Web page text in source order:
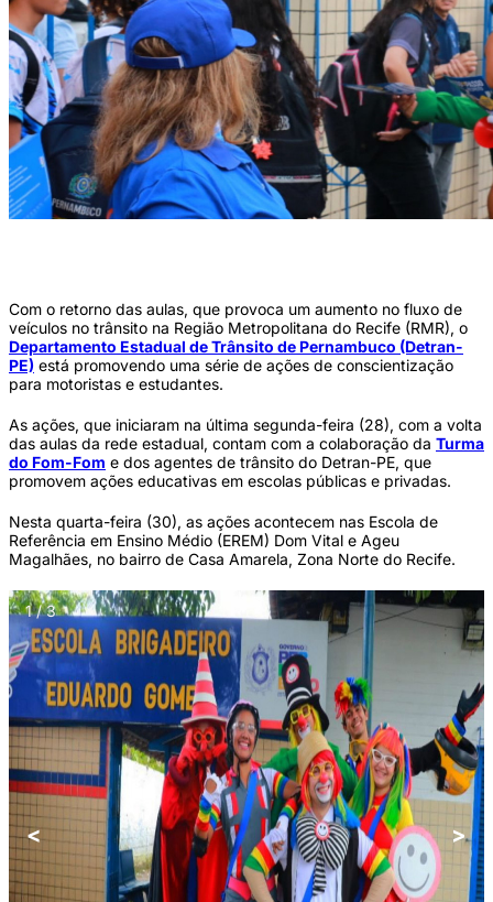
Com o retorno das aulas, que provoca um aumento no fluxo de
veículos no trânsito na Região Metropolitana do Recife (RMR), o
Departamento Estadual de Trânsito de Pernambuco (Detran-
PE) está promovendo uma série de ações de conscientização
para motoristas e estudantes.
As ações, que iniciaram na última segunda-feira (28), com a volta
das aulas da rede estadual, contam com a colaboração da Turma
do Fom-Fom e dos agentes de trânsito do Detran-PE, que
promovem ações educativas em escolas públicas e privadas.
Nesta quarta-feira (30), as ações acontecem nas Escola de
Referência em Ensino Médio (EREM) Dom Vital e Ageu
Magalhães, no bairro de Casa Amarela, Zona Norte do Recife.
1 / 3
< >